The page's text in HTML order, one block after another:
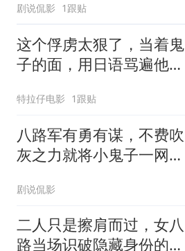
剧说侃影 1跟贴
这个俘虏太狠了，当着鬼
子的面，用日语骂遍他们
特拉仔电影 1跟贴
八路军有勇有谋，不费吹
灰之力就将小鬼子一网打
剧说侃影
二人只是擦肩而过，女八
路当场识破隐藏身份的叛